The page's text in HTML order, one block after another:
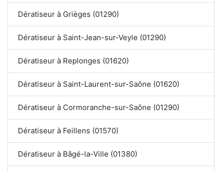
Dératiseur à Grièges (01290)
Dératiseur à Saint-Jean-sur-Veyle (01290)
Dératiseur à Replonges (01620)
Dératiseur à Saint-Laurent-sur-Saône (01620)
Dératiseur à Cormoranche-sur-Saône (01290)
Dératiseur à Feillens (01570)
Dératiseur à Bâgé-la-Ville (01380)